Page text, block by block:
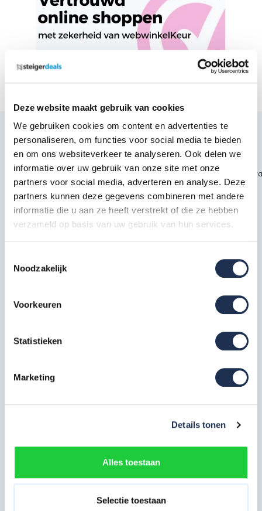
Deze website maakt gebruik van cookies
We gebruiken cookies om content en advertenties te
personaliseren, om functies voor social media te bieden
en om ons websiteverkeer te analyseren. Ook delen we
informatie over uw gebruik van onze site met onze
partners voor social media, adverteren en analyse. Deze
partners kunnen deze gegevens combineren met andere
informatie die u aan ze heeft verstrekt of die ze hebben
verzameld op basis van uw gebruik van hun services.
Noodzakelijk
Voorkeuren
Statistieken
Marketing
Details tonen
Alles toestaan
Selectie toestaan
Deel via Whatsapp
Productbeschrijving
~~https://cdn.webshopapp.com/shops/189476/files/451435720/
Specificaties
EAN
veiligheidsnormen
Heb je nog vragen?
Onze klantenservice is vanaf weer geopend